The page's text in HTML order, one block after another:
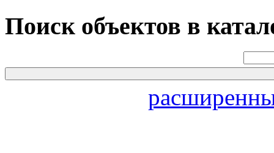
Поиск объектов в